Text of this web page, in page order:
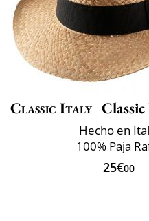
Classic Italy
Hecho en
100% Paja
25€00